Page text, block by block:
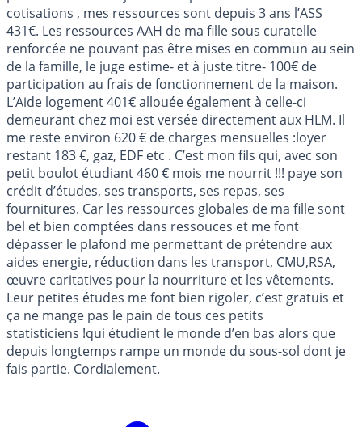
cotisations , mes ressources sont depuis 3 ans l’ASS
431€. Les ressources AAH de ma fille sous curatelle
renforcée ne pouvant pas être mises en commun au sein
de la famille, le juge estime- et à juste titre- 100€ de
participation au frais de fonctionnement de la maison.
L’Aide logement 401€ allouée également à celle-ci
demeurant chez moi est versée directement aux HLM. Il
me reste environ 620 € de charges mensuelles :loyer
restant 183 €, gaz, EDF etc . C’est mon fils qui, avec son
petit boulot étudiant 460 € mois me nourrit !!! paye son
crédit d’études, ses transports, ses repas, ses
fournitures. Car les ressources globales de ma fille sont
bel et bien comptées dans ressouces et me font
dépasser le plafond me permettant de prétendre aux
aides energie, réduction dans les transport, CMU,RSA,
œuvre caritatives pour la nourriture et les vêtements.
Leur petites études me font bien rigoler, c’est gratuis et
ça ne mange pas le pain de tous ces petits
statisticiens !qui étudient le monde d’en bas alors que
depuis longtemps rampe un monde du sous-sol dont je
fais partie. Cordialement.